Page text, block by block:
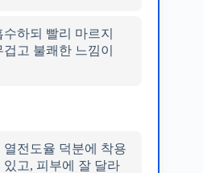
하되 빨리 마르지
고 불쾌한 느낌이
전도율 덕분에 착용
고, 피부에 잘 달라